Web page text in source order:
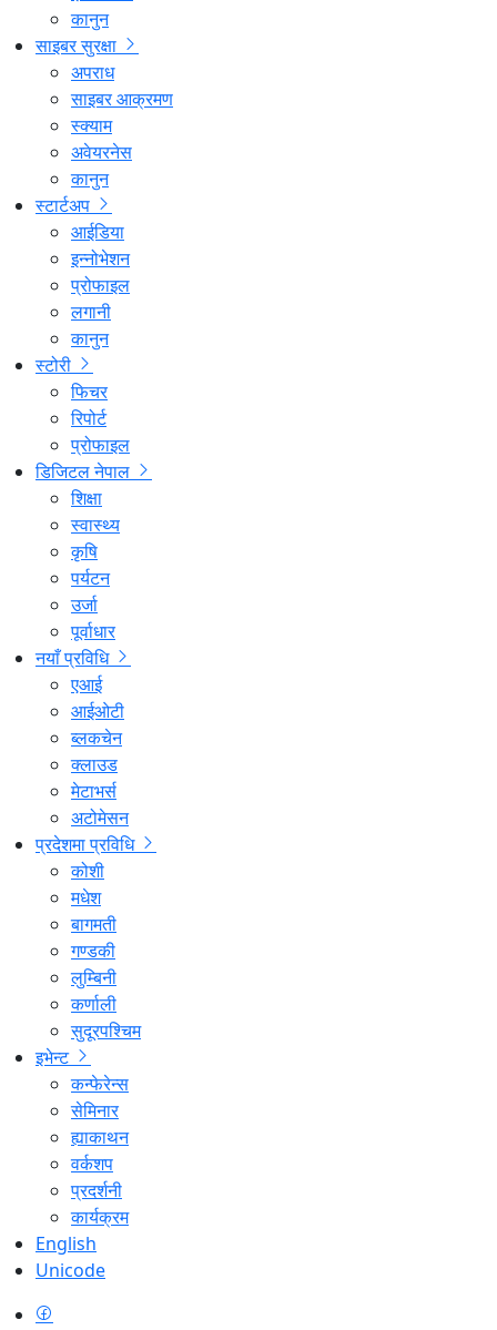
कानुन
साइबर सुरक्षा
अपराध
साइबर आक्रमण
स्क्याम
अवेयरनेस
कानुन
स्टार्टअप
आईडिया
इन्नोभेशन
प्रोफाइल
लगानी
कानुन
स्टोरी
फिचर
रिपोर्ट
प्रोफाइल
डिजिटल नेपाल
शिक्षा
स्वास्थ्य
कृषि
पर्यटन
उर्जा
पूर्वाधार
नयाँ प्रविधि
एआई
आईओटी
ब्लकचेन
क्लाउड
मेटाभर्स
अटोमेसन
प्रदेशमा प्रविधि
कोशी
मधेश
बागमती
गण्डकी
लुम्बिनी
कर्णाली
सुदूरपश्चिम
इभेन्ट
कन्फेरेन्स
सेमिनार
ह्याकाथन
वर्कशप
प्रदर्शनी
कार्यक्रम
English
Unicode